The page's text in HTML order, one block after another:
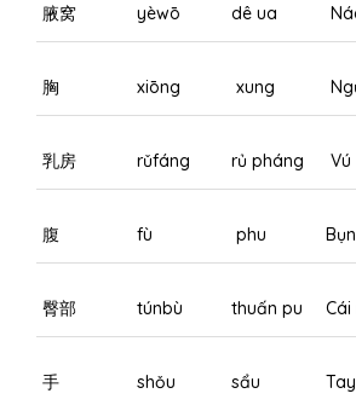
腋窝 yèwō dê ua
胸 xiōng xung
乳房 rǔfáng rủ pháng Vú
腹 fù phu
臀部 túnbù thuấn pu
手 shǒu sẩu Tay